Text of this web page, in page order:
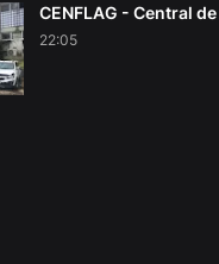
CENFLAG - Central
22:05